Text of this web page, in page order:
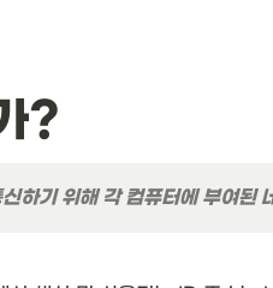
?
하기 위해 각 컴퓨터에 부여된